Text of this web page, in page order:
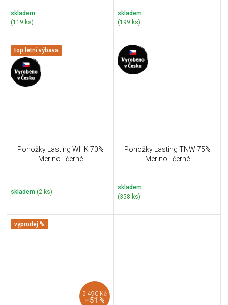
skladem
(119 ks)
skladem
(199 ks)
top letní výbava
Ponožky Lasting WHK 70%
Merino - černé
skladem (2 ks)
Ponožky Lasting TNW 75%
Merino - černé
skladem
(358 ks)
výprodej %
5 490 Kč
–51 %